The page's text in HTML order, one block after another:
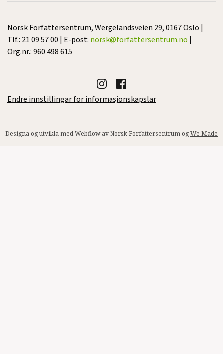
Norsk Forfattersentrum, Wergelandsveien 29, 0167 Oslo |
Tlf.: 21 09 57 00 | E-post: norsk@forfattersentrum.no |
Org.nr.: 960 498 615
Endre innstillingar for informasjonskapslar
Designa og utvikla med Webflow av Norsk Forfattersentrum ogWe Made